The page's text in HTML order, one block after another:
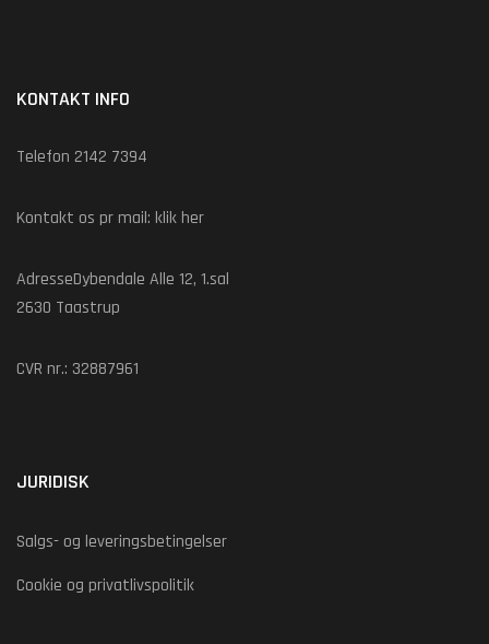
KONTAKT INFO
Telefon 2142 7394
Kontakt os pr mail: klik her
AdresseDybendale Alle 12, 1.sal
2630 Taastrup
CVR nr.: 32887961
JURIDISK
Salgs- og leveringsbetingelser
Cookie og privatlivspolitik